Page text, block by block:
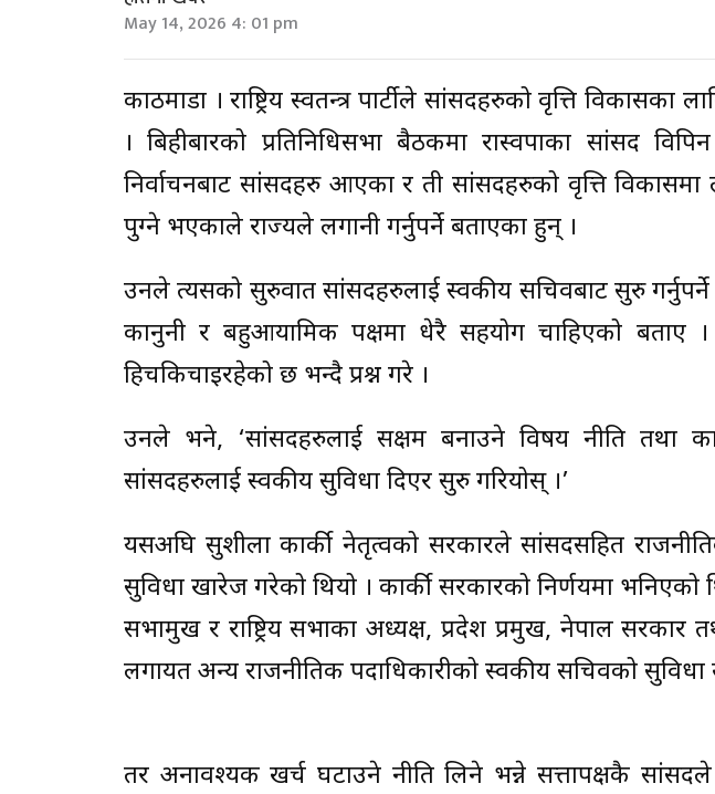
May 14, 2026 4: 01 pm
काठमाडौँ । राष्ट्रिय स्वतन्त्र पार्टीले सांसदहरुको वृत्ति
। बिहीबारको प्रतिनिधिसभा बैठकमा रास्वपाका सांसद
निर्वाचनबाट सांसदहरु आएका र ती सांसदहरुको वृत्ति विकासमा
पुग्ने भएकाले राज्यले लगानी गर्नुपर्ने बताएका हुन् ।
उनले त्यसको सुरुवात सांसदहरुलाई स्वकीय सचिवबाट सुरु
कानुनी र बहुआयामिक पक्षमा धेरै सहयोग चाहिएको बताए
हिचकिचाइरहेको छ भन्दै प्रश्न गरे ।
उनले भने, ‘सांसदहरुलाई सक्षम बनाउने विषय नीति तथा
सांसदहरुलाई स्वकीय सुविधा दिएर सुरु गरियोस् ।’
यसअघि सुशीला कार्की नेतृत्वको सरकारले सांसदसहित
सुविधा खारेज गरेको थियो । कार्की सरकारको निर्णयमा भनिएको
सभामुख र राष्ट्रिय सभाका अध्यक्ष, प्रदेश प्रमुख, नेपाल सरकार
लगायत अन्य राजनीतिक पदाधिकारीको स्वकीय सचिवको सुविधा
तर अनावश्यक खर्च घटाउने नीति लिने भन्ने सत्तापक्षकै